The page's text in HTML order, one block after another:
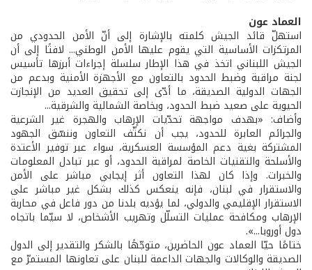
العماد عون
استهلّ قائد الجيش كلمته بالإشارة إلى أنّ الأمن الحدودي من
المرتكزات الأساسية التي يقوم عليها الأمن الوطني... لافتًا إلى أن
الجيش اللبناني اتخذ في هذا الإطار سلسلة إجراءات أبرزها تأسيس
لجنة مراقبة وضبط الحدود بالتعاون مع الأجهزة الأمنية وبدعم من
الجهات الدولية الصديقة، ما أدّى إلى تحقيق العديد من الإنجازت
الحيوية على صعيد ضبط الحدود، وبخاصة الشمالية والشرقية...
وأضاف: «بهدف مواجهة تحدّيات الإرهاب والهجرة غير الشرعية
والجرائم العابرة للحدود، يجب أن نكثّف التعاون وننسّق الجهود
المشتركة بغية دعم المؤسسة العسكرية، سواء عبر توفير الأعتدة
والأسلحة والتقنيات الخاصة لمراقبة الحدود، أو عبر تبادل المعلومات
والخبرات. وإذا كان لهذا التعاون أثر إيجابي مباشر على الأمن
والاستقرار في لبنان، فإنه ينعكس كذلك بشكل غير مباشر على
الاستقرار الإقليمي والدولي، لما يؤديه بلدنا من دور فاعل في محاربة
الإرهاب ومكافحة عمليات التسلّل وتهريب الأشخاص، لا سيّما باتجاه
دول أوروبا...».
ختامًا حيّا العماد عون الحاضرين، متوجّهًا بالشكر والتقدير إلى الدول
الصديقة والوكالات والجهات الداعمة للبنان على تعاونها المستمرّ مع